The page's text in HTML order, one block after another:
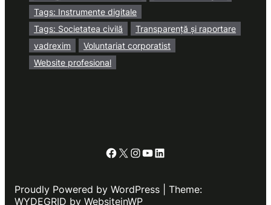
Tags: Instrumente digitale
Tags: Societatea civilă
Transparență și raportare
vadrexim
Voluntariat corporatist
Website profesional
Facebook
X Instagram
YouTube
LinkedIn
Proudly Powered by WordPress | Theme:
WYDEGRID by WebsiteinWP